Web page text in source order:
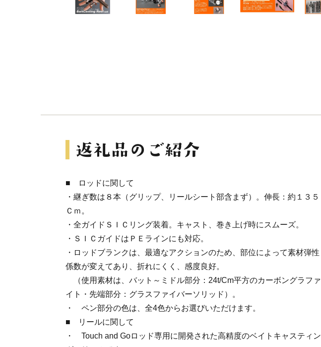
■ ロッドに関して
・継ぎ数は８本（グリップ、リールシート部含まず）。伸長：約１３５
Ｃｍ。
・全ガイドＳＩＣリング装着。キャスト、巻き上げ時にスムーズ。
・ＳＩＣガイドはＰＥラインにも対応。
・ロッドブランクは、最適なアクションのため、部位によって素材弾性
係数が変えてあり、折れにくく、感度良好。
（使用素材は、バット～ミドル部分：24t/Cm平方のカーボングラファ
イト・先端部分：グラスファイバーソリッド）。
・ ペン部分の色は、全4色からお選びいただけます。
■ リールに関して
・ Touch and Goロッド専用に開発された高精度のベイトキャスティン